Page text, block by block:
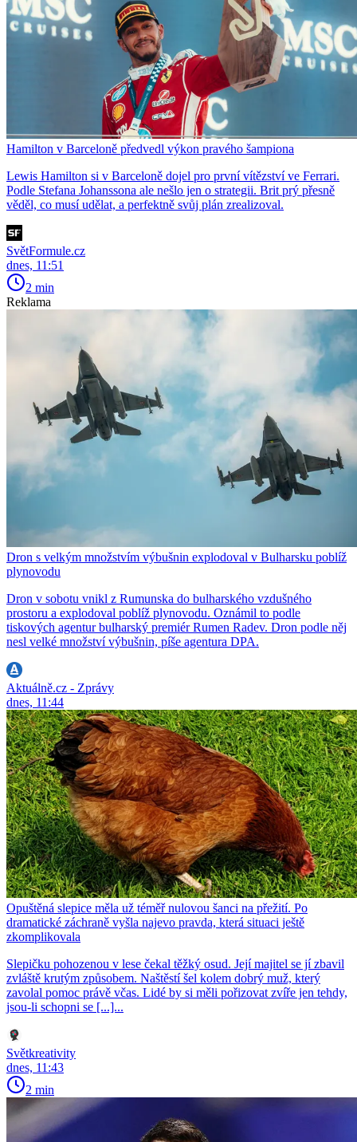
Hamilton v Barceloně předvedl výkon pravého šampiona
Lewis Hamilton si v Barceloně dojel pro první vítězství ve Ferrari.
Podle Stefana Johanssona ale nešlo jen o strategii. Brit prý přesně
věděl, co musí udělat, a perfektně svůj plán zrealizoval.
SvětFormule.cz
dnes, 11:51
2 min
Reklama
Dron s velkým množstvím výbušnin explodoval v Bulharsku poblíž
plynovodu
Dron v sobotu vnikl z Rumunska do bulharského vzdušného
prostoru a explodoval poblíž plynovodu. Oznámil to podle
tiskových agentur bulharský premiér Rumen Radev. Dron podle něj
nesl velké množství výbušnin, píše agentura DPA.
Aktuálně.cz - Zprávy
dnes, 11:44
Opuštěná slepice měla už téměř nulovou šanci na přežití. Po
dramatické záchraně vyšla najevo pravda, která situaci ještě
zkomplikovala
Slepičku pohozenou v lese čekal těžký osud. Její majitel se jí zbavil
zvláště krutým způsobem. Naštěstí šel kolem dobrý muž, který
zavolal pomoc právě včas. Lidé by si měli pořizovat zvíře jen tehdy,
jsou-li schopni se [...]...
Světkreativity
dnes, 11:43
2 min